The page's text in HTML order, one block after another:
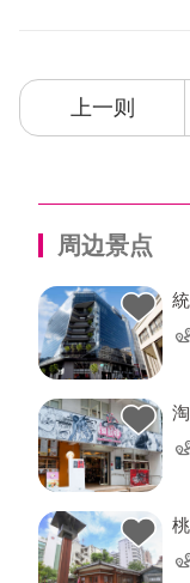
上一则
周边景点